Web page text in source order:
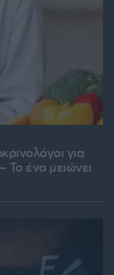
για
Το ένα μειώνει